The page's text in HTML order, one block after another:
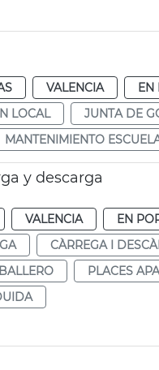
VALENCIA
EN
LOCAL
JUNTA DE
MANTENIMIENTO
y descarga
VALENCIA
EN
CÀRREGA I
PLACES